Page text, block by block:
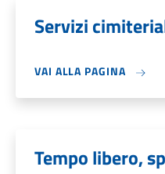
Servizi
VAI ALLA PAGINA
Tempo libero,